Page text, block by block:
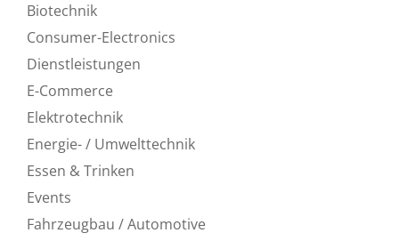
Biotechnik
Consumer-Electronics
Dienstleistungen
E-Commerce
Elektrotechnik
Energie- / Umwelttechnik
Essen & Trinken
Events
Fahrzeugbau / Automotive